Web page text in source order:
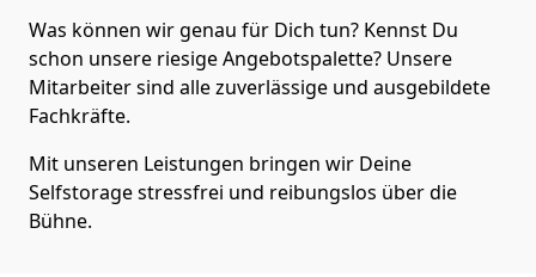
Was können wir genau für Dich tun? Kennst Du
schon unsere riesige Angebotspalette? Unsere
Mitarbeiter sind alle zuverlässige und ausgebildete
Fachkräfte.
Mit unseren Leistungen bringen wir Deine
Selfstorage stressfrei und reibungslos über die
Bühne.